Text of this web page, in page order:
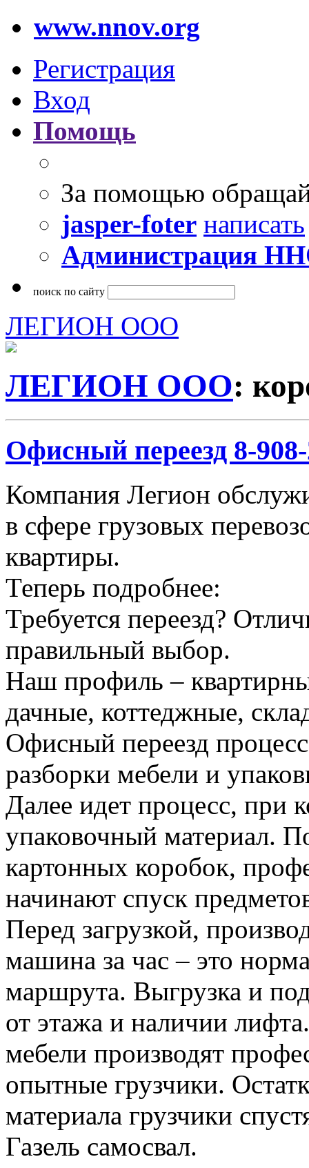
www.nnov.org
Регистрация
Вход
Помощь
За помощью
jasper-foter написать
Администрация
поиск по сайту
ЛЕГИОН ООО
ЛЕГИОН ООО:
Офисный переезд 8-
Компания Легион
в сфере грузовых
квартиры.
Теперь подробнее:
Требуется переезд?
правильный выбор.
Наш профиль –
дачные, коттеджные,
Офисный переезд
разборки мебели и
Далее идет процесс, при
упаковочный материал.
картонных коробок,
начинают спуск
Перед загрузкой,
машина за час – это
маршрута. Выгрузка и
от этажа и наличии
мебели производят
опытные грузчики.
материала грузчики
Газель самосвал.